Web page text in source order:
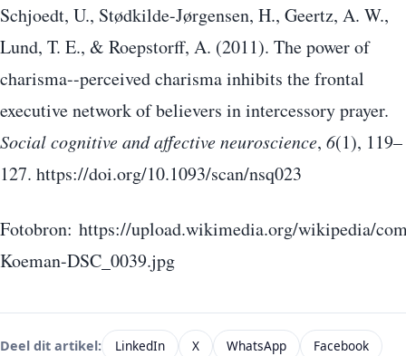
Schjoedt, U., Stødkilde-Jørgensen, H., Geertz, A. W.,
Lund, T. E., & Roepstorff, A. (2011). The power of
charisma--perceived charisma inhibits the frontal
executive network of believers in intercessory prayer.
Social cognitive and affective neuroscience, 6(1), 119–
127. https://doi.org/10.1093/scan/nsq023
Fotobron: https://upload.wikimedia.org/wikipedia/
Koeman-DSC_0039.jpg
Deel dit artikel: LinkedIn X WhatsApp Facebook